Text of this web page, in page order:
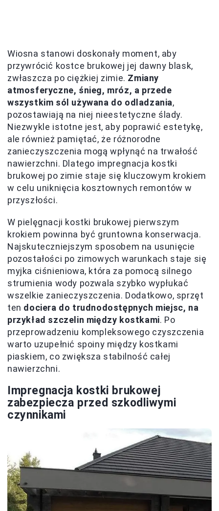
Wiosna stanowi doskonały moment, aby
przywrócić kostce brukowej jej dawny blask,
zwłaszcza po ciężkiej zimie. Zmiany
atmosferyczne, śnieg, mróz, a przede
wszystkim sól używana do odladzania,
pozostawiają na niej nieestetyczne ślady.
Niezwykle istotne jest, aby poprawić estetykę,
ale również pamiętać, że różnorodne
zanieczyszczenia mogą wpłynąć na trwałość
nawierzchni. Dlatego impregnacja kostki
brukowej po zimie staje się kluczowym krokiem
w celu uniknięcia kosztownych remontów w
przyszłości.
W pielęgnacji kostki brukowej pierwszym
krokiem powinna być gruntowna konserwacja.
Najskuteczniejszym sposobem na usunięcie
pozostałości po zimowych warunkach staje się
myjka ciśnieniowa, która za pomocą silnego
strumienia wody pozwala szybko wypłukać
wszelkie zanieczyszczenia. Dodatkowo, sprzęt
ten dociera do trudnodostępnych miejsc, na
przykład szczelin między kostkami. Po
przeprowadzeniu kompleksowego czyszczenia
warto uzupełnić spoiny między kostkami
piaskiem, co zwiększa stabilność całej
nawierzchni.
Impregnacja kostki brukowej
zabezpiecza przed szkodliwymi
czynnikami